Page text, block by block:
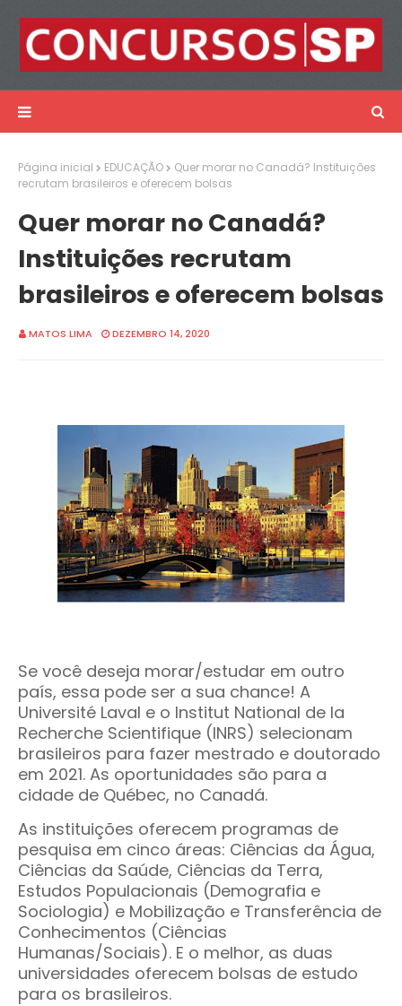
Página inicial EDUCAÇÃO
Quer morar no Canadá? Instituições
recrutam brasileiros e oferecem bolsas
Quer morar no Canadá?
Instituições recrutam
brasileiros e oferecem bolsas
MATOS LIMA DEZEMBRO 14, 2020
Se você deseja morar/estudar em outro
país, essa pode ser a sua chance! A
Université Laval e o Institut National de la
Recherche Scientifique (INRS) selecionam
brasileiros para fazer mestrado e doutorado
em 2021. As oportunidades são para a
cidade de Québec, no Canadá.
As instituições oferecem programas de
pesquisa em cinco áreas: Ciências da Água,
Ciências da Saúde, Ciências da Terra,
Estudos Populacionais (Demografia e
Sociologia) e Mobilização e Transferência de
Conhecimentos (Ciências
Humanas/Sociais). E o melhor, as duas
universidades oferecem bolsas de estudo
para os brasileiros.